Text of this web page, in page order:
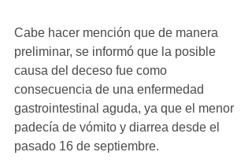
Cabe hacer mención que de manera
preliminar, se informó que la posible
causa del deceso fue como
consecuencia de una enfermedad
gastrointestinal aguda, ya que el menor
padecía de vómito y diarrea desde el
pasado 16 de septiembre.